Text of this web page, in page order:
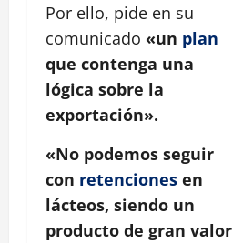
Por ello, pide en su
comunicado «un plan
que contenga una
lógica sobre la
exportación».
«No podemos seguir
con retenciones en
lácteos, siendo un
producto de gran valor